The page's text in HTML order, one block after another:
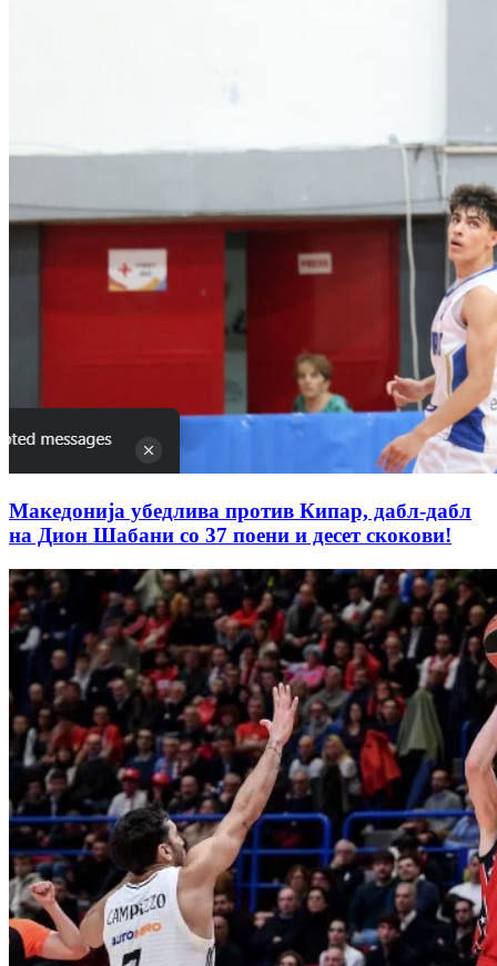
Македонија убедлива против Кипар, дабл-дабл
на Дион Шабани со 37 поени и десет скокови!